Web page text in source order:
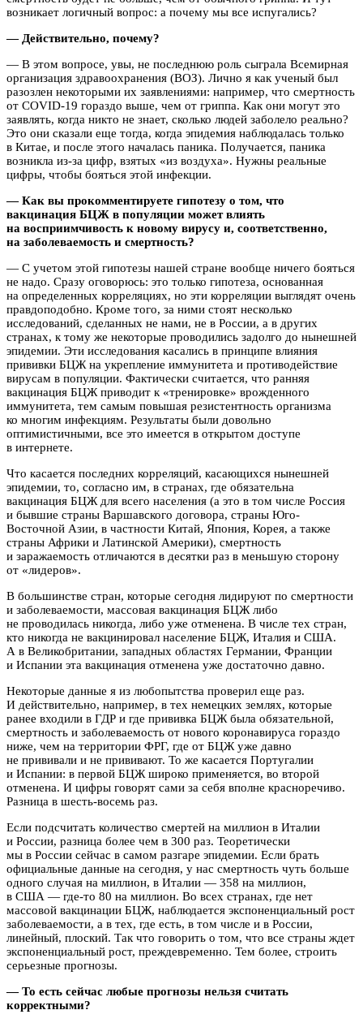
возникает логичный вопрос: а почему мы все испугались?
— Действительно, почему?
— В этом вопросе, увы, не последнюю роль сыграла Всемирная
организация здравоохранения (ВОЗ). Лично я как ученый был
разозлен некоторыми их заявлениями: например, что смертность
от COVID-19 гораздо выше, чем от гриппа. Как они могут это
заявлять, когда никто не знает, сколько людей заболело реально?
Это они сказали еще тогда, когда эпидемия наблюдалась только
в Китае, и после этого началась паника. Получается, паника
возникла из-за цифр, взятых «из воздуха». Нужны реальные
цифры, чтобы бояться этой инфекции.
— Как вы прокомментируете гипотезу о том, что
вакцинация БЦЖ в популяции может влиять
на восприимчивость к новому вирусу и, соответственно,
на заболеваемость и смертность?
— С учетом этой гипотезы нашей стране вообще ничего бояться
не надо. Сразу оговорюсь: это только гипотеза, основанная
на определенных корреляциях, но эти корреляции выглядят очень
правдоподобно. Кроме того, за ними стоят несколько
исследований, сделанных не нами, не в России, а в других
странах, к тому же некоторые проводились задолго до нынешней
эпидемии. Эти исследования касались в принципе влияния
прививки БЦЖ на укрепление иммунитета и противодействие
вирусам в популяции. Фактически считается, что ранняя
вакцинация БЦЖ приводит к «тренировке» врожденного
иммунитета, тем самым повышая резистентность организма
ко многим инфекциям. Результаты были довольно
оптимистичными, все это имеется в открытом доступе
в интернете.
Что касается последних корреляций, касающихся нынешней
эпидемии, то, согласно им, в странах, где обязательна
вакцинация БЦЖ для всего населения (а это в том числе Россия
и бывшие страны Варшавского договора, страны Юго-
Восточной Азии, в частности Китай, Япония, Корея, а также
страны Африки и Латинской Америки), смертность
и заражаемость отличаются в десятки раз в меньшую сторону
от «лидеров».
В большинстве стран, которые сегодня лидируют по смертности
и заболеваемости, массовая вакцинация БЦЖ либо
не проводилась никогда, либо уже отменена. В числе тех стран,
кто никогда не вакцинировал население БЦЖ, Италия и США.
А в Великобритании, западных областях Германии, Франции
и Испании эта вакцинация отменена уже достаточно давно.
Некоторые данные я из любопытства проверил еще раз.
И действительно, например, в тех немецких землях, которые
ранее входили в ГДР и где прививка БЦЖ была обязательной,
смертность и заболеваемость от нового коронавируса гораздо
ниже, чем на территории ФРГ, где от БЦЖ уже давно
не прививали и не прививают. То же касается Португалии
и Испании: в первой БЦЖ широко применяется, во второй
отменена. И цифры говорят сами за себя вполне красноречиво.
Разница в шесть-восемь раз.
Если подсчитать количество смертей на миллион в Италии
и России, разница более чем в 300 раз. Теоретически
мы в России сейчас в самом разгаре эпидемии. Если брать
официальные данные на сегодня, у нас смертность чуть больше
одного случая на миллион, в Италии — 358 на миллион,
в США — где-то 80 на миллион. Во всех странах, где нет
массовой вакцинации БЦЖ, наблюдается экспоненциальный рост
заболеваемости, а в тех, где есть, в том числе и в России,
линейный, плоский. Так что говорить о том, что все страны ждет
экспоненциальный рост, преждевременно. Тем более, строить
серьезные прогнозы.
— То есть сейчас любые прогнозы нельзя считать
корректными?